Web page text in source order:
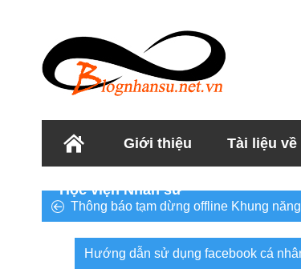
Giới thiệu Tài liệu
Học viện Nhân sư
Thông báo tạm dừng offline Khung
Hướng dẫn sử dụng facebook cá